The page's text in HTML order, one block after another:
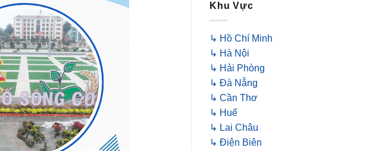
Khu Vực
↳ Hồ Chí Minh
↳ Hà Nội
↳ Hải Phòng
↳ Đà Nẵng
↳ Cần Thơ
↳ Huế
↳ Lai Châu
↳ Điện Biên